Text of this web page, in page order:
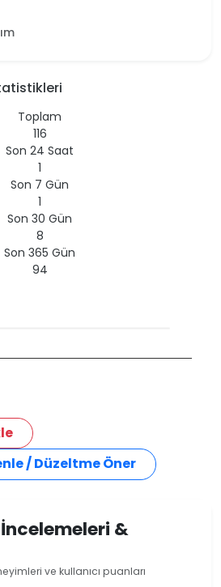
Toplam
116
Son 24 Saat
1
Son 7 Gün
1
Son 30 Gün
8
Son 365 Gün
94
/ Düzeltme Öner
İncelemeleri &
ve kullanıcı puanları